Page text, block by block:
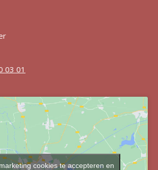
03 01
cookies te accepteren en